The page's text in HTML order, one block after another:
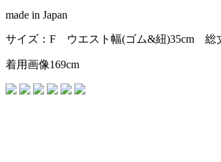
made in Japan
サイズ：F ウエスト幅(ゴム&紐)35cm 総
着用画像169cm